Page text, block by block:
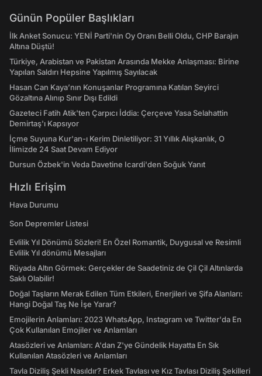
Günün Popüler Başlıkları
İlk Anket Sonucu: YENİ Parti'nin Oy Oranı Belli Oldu, CHP Barajın
Altına Düştü!
Türkiye, Arabistan ve Pakistan Arasında Mekke Anlaşması: Birine
Yapılan Saldırı Hepsine Yapılmış Sayılacak
Hasan Can Kaya’nın Konuşanlar Programına Katılan Seyirci
Gözaltına Alınıp Sınır Dışı Edildi
Gazeteci Fatih Atik'ten Çarpıcı İddia: Çerçeve Yasa Selahattin
Demirtaş'ı Kapsıyor
İçme Suyuna Kur'an-ı Kerim Dinletiliyor: 31 Yıllık Alışkanlık, O
İlimizde 24 Saat Devam Ediyor
Dursun Özbek'in Veda Davetine Icardi'den Soğuk Yanıt
Hızlı Erişim
Hava Durumu
Son Depremler Listesi
Evlilik Yıl Dönümü Sözleri! En Özel Romantik, Duygusal ve Resimli
Evlilik Yıl dönümü Mesajları
Rüyada Altın Görmek: Gerçekler de Saadetiniz de Çil Çil Altınlarda
Saklı Olabilir!
Doğal Taşların Merak Edilen Tüm Etkileri, Enerjileri ve Şifa Alanları:
Hangi Doğal Taş Ne İşe Yarar?
Emojilerin Anlamları: 2023 WhatsApp, Instagram ve Twitter'da En
Çok Kullanılan Emojiler ve Anlamları
Atasözleri ve Anlamları: A'dan Z'ye Gündelik Hayatta En Sık
Kullanılan Atasözleri ve Anlamları
Tavla Diziliş Şekli Nasıldır? Erkek Tavlası ve Kız Tavlası Diziliş Şekilleri